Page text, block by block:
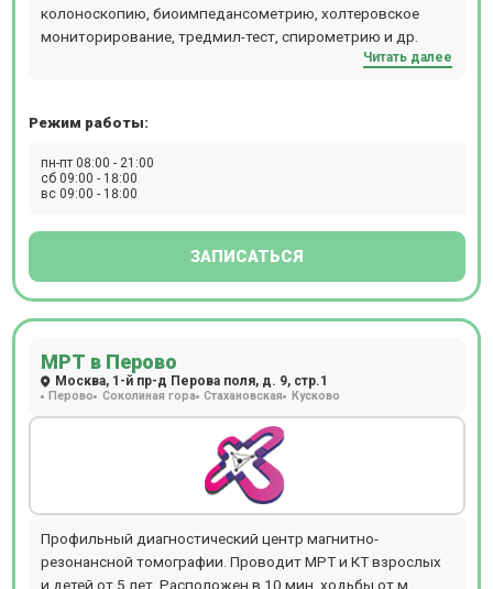
колоноскопию, биоимпедансометрию, холтеровское
мониторирование, тредмил-тест, спирометрию и др.
Читать далее
Режим работы:
пн-пт 08:00 - 21:00
сб 09:00 - 18:00
вс 09:00 - 18:00
ЗАПИСАТЬСЯ
МРТ в Перово
Москва, 1-й пр-д Перова поля, д. 9, стр.1
Перово Соколиная гора Стахановская Кусково
Профильный диагностический центр магнитно-
резонансной томографии. Проводит МРТ и КТ взрослых
и детей от 5 лет. Расположен в 10 мин. ходьбы от м.